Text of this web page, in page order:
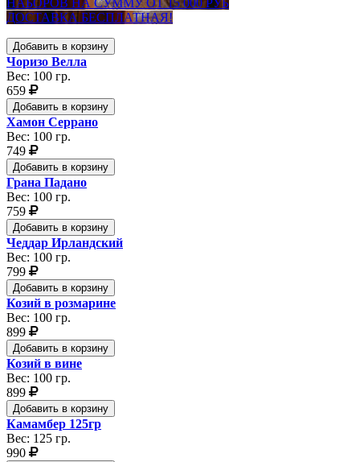
НАБОРОВ НА СУММУ ОТ 15 000 РУБ
ДОСТАВКА БЕСПЛАТНАЯ!
Добавить в корзину
Чоризо Велла
Вес: 100 гр.
659
Добавить в корзину
Хамон Серрано
Вес: 100 гр.
749
Добавить в корзину
Грана Падано
Вес: 100 гр.
759
Добавить в корзину
Чеддар Ирландский
Вес: 100 гр.
799
Добавить в корзину
Козий в розмарине
Вес: 100 гр.
899
Добавить в корзину
Козий в вине
Вес: 100 гр.
899
Добавить в корзину
Камамбер 125гр
Вес: 125 гр.
990